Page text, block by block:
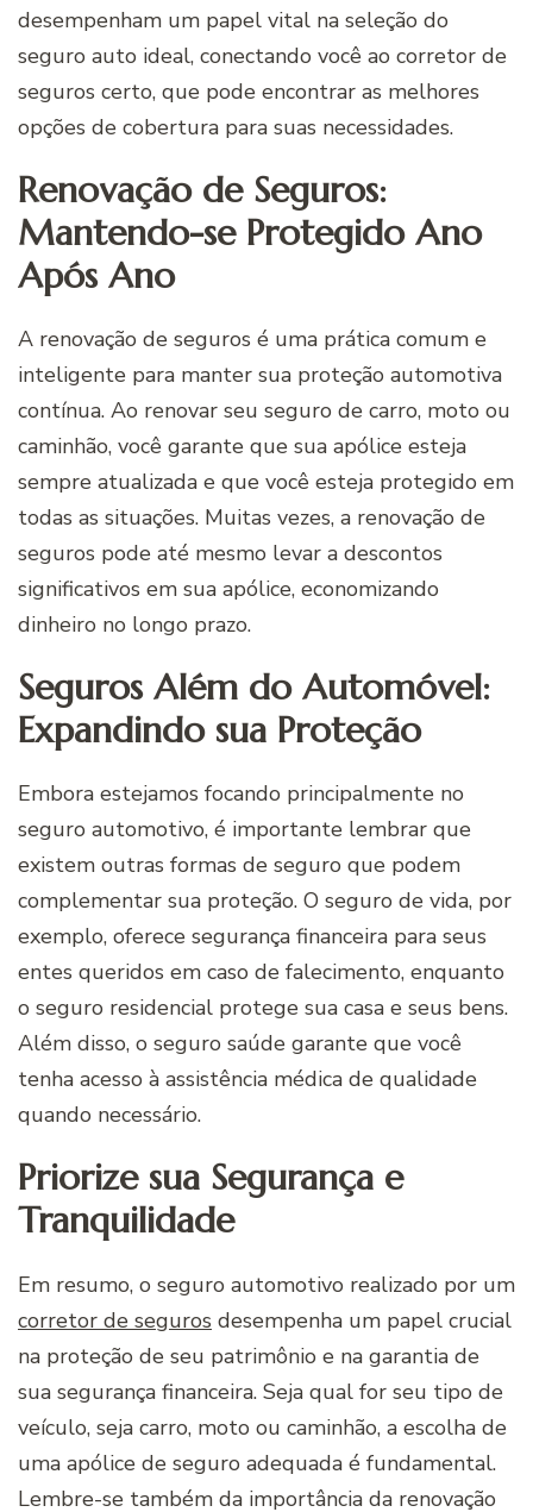
desempenham um papel vital na seleção do
seguro auto ideal, conectando você ao corretor de
seguros certo, que pode encontrar as melhores
opções de cobertura para suas necessidades.
Renovação de Seguros:
Mantendo-se Protegido Ano
Após Ano
A renovação de seguros é uma prática comum e
inteligente para manter sua proteção automotiva
contínua. Ao renovar seu seguro de carro, moto ou
caminhão, você garante que sua apólice esteja
sempre atualizada e que você esteja protegido em
todas as situações. Muitas vezes, a renovação de
seguros pode até mesmo levar a descontos
significativos em sua apólice, economizando
dinheiro no longo prazo.
Seguros Além do Automóvel:
Expandindo sua Proteção
Embora estejamos focando principalmente no
seguro automotivo, é importante lembrar que
existem outras formas de seguro que podem
complementar sua proteção. O seguro de vida, por
exemplo, oferece segurança financeira para seus
entes queridos em caso de falecimento, enquanto
o seguro residencial protege sua casa e seus bens.
Além disso, o seguro saúde garante que você
tenha acesso à assistência médica de qualidade
quando necessário.
Priorize sua Segurança e
Tranquilidade
Em resumo, o seguro automotivo realizado por um
corretor de seguros desempenha um papel crucial
na proteção de seu patrimônio e na garantia de
sua segurança financeira. Seja qual for seu tipo de
veículo, seja carro, moto ou caminhão, a escolha de
uma apólice de seguro adequada é fundamental.
Lembre-se também da importância da renovação